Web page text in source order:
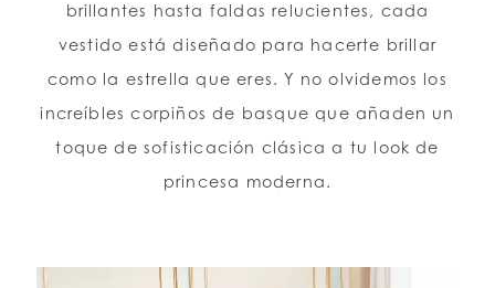
brillantes hasta faldas relucientes, cada
vestido está diseñado para hacerte brillar
como la estrella que eres. Y no olvidemos los
increíbles corpiños de basque que añaden un
toque de sofisticación clásica a tu look de
princesa moderna.